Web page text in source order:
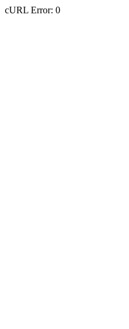
cURL Error: 0